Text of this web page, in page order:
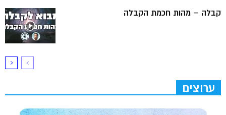
קבלה – מהות חכמת הקבלה
ערוצים